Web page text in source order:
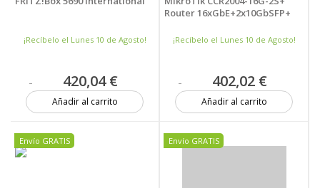
¡Recíbelo el Lunes 10 de Agosto!
420,04 €
Añadir al carrito
Router 16xGbE+2x10GbSFP+
¡Recíbelo el Lunes 10 de Agosto!
402,02 €
Añadir al carrito
Envío GRATIS Envío GRATIS